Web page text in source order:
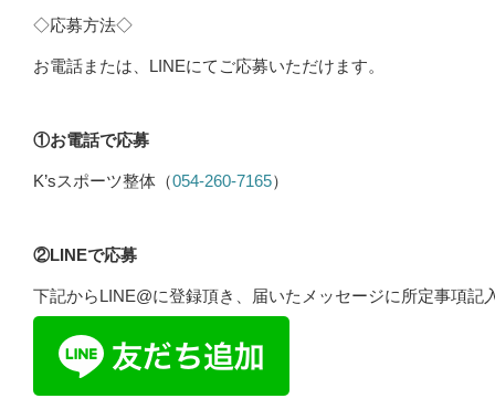
◇応募方法◇
お電話または、LINEにてご応募いただけます。
①お電話で応募
K’sスポーツ整体（054-260-7165）
②LINEで応募
下記からLINE@に登録頂き、届いたメッセージに所定事項記